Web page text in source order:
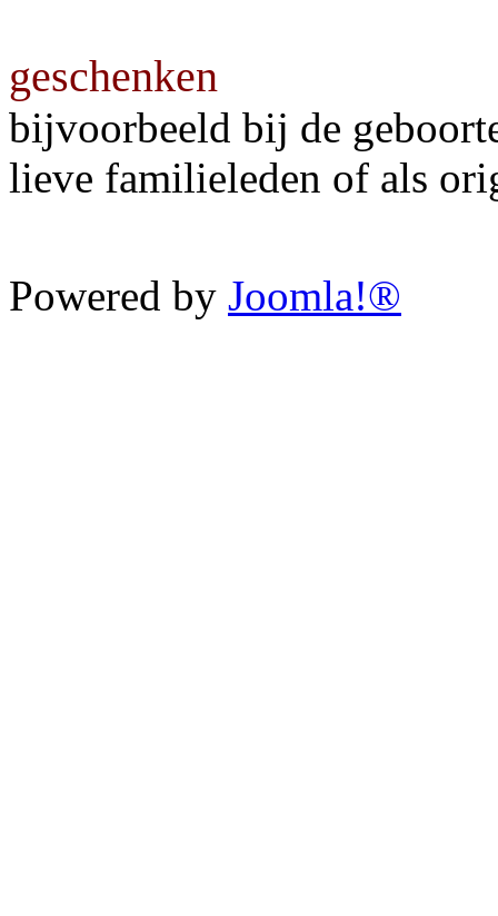
geschenken
bijvoorbeeld bij de
lieve familieleden of als
Powered by Joomla!®